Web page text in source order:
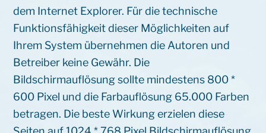
dem Internet Explorer. Für die technische
Funktionsfähigkeit dieser Möglichkeiten auf
Ihrem System übernehmen die Autoren und
Betreiber keine Gewähr. Die
Bildschirmauflösung sollte mindestens 800 *
600 Pixel und die Farbauflösung 65.000 Farben
betragen. Die beste Wirkung erzielen diese